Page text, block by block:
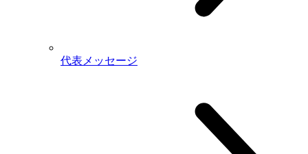
代表メッセージ